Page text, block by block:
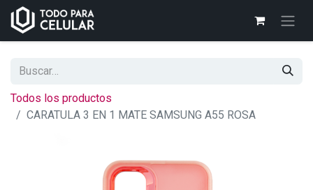
Todos los productos
CARATULA 3 EN 1 MATE SAMSUNG A55 ROSA